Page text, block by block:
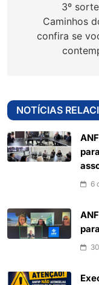
Post
3º
Caminhos
confira se
NOTÍCIAS
6